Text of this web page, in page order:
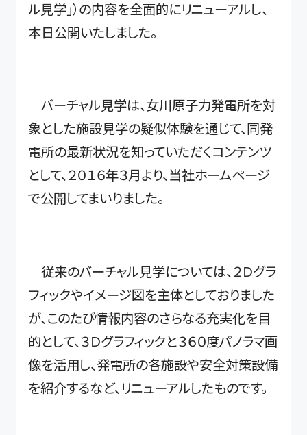
ル見学」）の内容を全面的にリニューアルし、
本日公開いたしました。
バーチャル見学は、女川原子力発電所を対
象とした施設見学の疑似体験を通じて、同発
電所の最新状況を知っていただくコンテンツ
として、２０１６年３月より、当社ホームページ
で公開してまいりました。
従来のバーチャル見学については、２Ｄグラ
フィックやイメージ図を主体としておりました
が、このたび情報内容のさらなる充実化を目
的として、３Ｄグラフィックと３６０度パノラマ画
像を活用し、発電所の各施設や安全対策設備
を紹介するなど、リニューアルしたものです。